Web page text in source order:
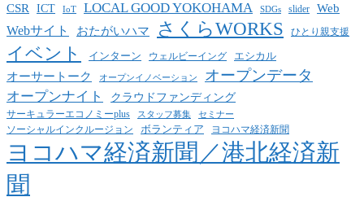
CSR ICT IoT LOCAL GOOD YOKOHAMA SDGs slider Web
Webサイト おたがいハマ さくらWORKS ひとり親支援
イベント インターン ウェルビーイング エシカル
オーサートーク オープンイノベーション オープンデータ
オープンナイト クラウドファンディング
サーキュラーエコノミーplus スタッフ募集 セミナー
ソーシャルインクルージョン ボランティア ヨコハマ経済新聞
ヨコハマ経済新聞／港北経済新
聞